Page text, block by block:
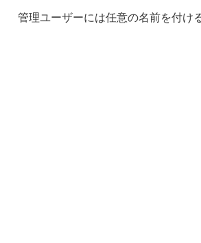
管理ユーザーには任意の名前を付け